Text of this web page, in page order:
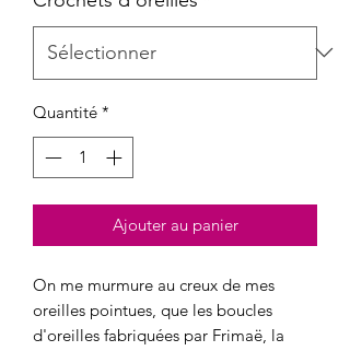
Quantité *
Ajouter au panier
On me murmure au creux de mes
oreilles pointues, que les boucles
d'oreilles fabriquées par Frimaë, la